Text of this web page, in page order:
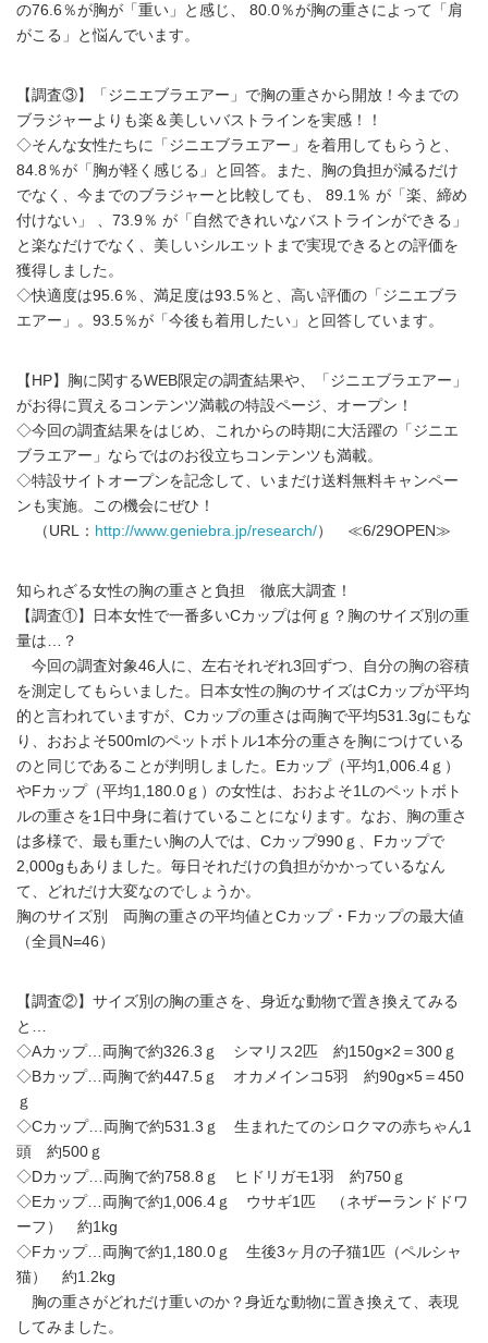
の76.6％が胸が「重い」と感じ、 80.0％が胸の重さによって「肩
がこる」と悩んでいます。
【調査③】「ジニエブラエアー」で胸の重さから開放！今までの
ブラジャーよりも楽＆美しいバストラインを実感！！
◇そんな女性たちに「ジニエブラエアー」を着用してもらうと、
84.8％が「胸が軽く感じる」と回答。また、胸の負担が減るだけ
でなく、今までのブラジャーと比較しても、 89.1％ が「楽、締め
付けない」 、73.9％ が「自然できれいなバストラインができる」
と楽なだけでなく、美しいシルエットまで実現できるとの評価を
獲得しました。
◇快適度は95.6％、満足度は93.5％と、高い評価の「ジニエブラ
エアー」。93.5％が「今後も着用したい」と回答しています。
【HP】胸に関するWEB限定の調査結果や、「ジニエブラエアー」
がお得に買えるコンテンツ満載の特設ページ、オープン！
◇今回の調査結果をはじめ、これからの時期に大活躍の「ジニエ
ブラエアー」ならではのお役立ちコンテンツも満載。
◇特設サイトオープンを記念して、いまだけ送料無料キャンペー
ンも実施。この機会にぜひ！
（URL： http://www.geniebra.jp/research/） ≪6/29OPEN≫
知られざる女性の胸の重さと負担 徹底大調査！
【調査①】日本女性で一番多いCカップは何ｇ？胸のサイズ別の重
量は…？
今回の調査対象46人に、左右それぞれ3回ずつ、自分の胸の容積
を測定してもらいました。日本女性の胸のサイズはCカップが平均
的と言われていますが、Cカップの重さは両胸で平均531.3gにもな
り、おおよそ500mlのペットボトル1本分の重さを胸につけている
のと同じであることが判明しました。Eカップ（平均1,006.4ｇ）
やFカップ（平均1,180.0ｇ）の女性は、おおよそ1Lのペットボト
ルの重さを1日中身に着けていることになります。なお、胸の重さ
は多様で、最も重たい胸の人では、Cカップ990ｇ、Fカップで
2,000gもありました。毎日それだけの負担がかかっているなん
て、どれだけ大変なのでしょうか。
胸のサイズ別 両胸の重さの平均値とCカップ・Fカップの最大値
（全員N=46）
【調査②】サイズ別の胸の重さを、身近な動物で置き換えてみる
と…
◇Aカップ…両胸で約326.3ｇ シマリス2匹 約150g×2＝300ｇ
◇Bカップ…両胸で約447.5ｇ オカメインコ5羽 約90g×5＝450
ｇ
◇Cカップ…両胸で約531.3ｇ 生まれたてのシロクマの赤ちゃん1
頭 約500ｇ
◇Dカップ…両胸で約758.8ｇ ヒドリガモ1羽 約750ｇ
◇Eカップ…両胸で約1,006.4ｇ ウサギ1匹 （ネザーランドドワ
ーフ） 約1kg
◇Fカップ…両胸で約1,180.0ｇ 生後3ヶ月の子猫1匹（ペルシャ
猫） 約1.2kg
胸の重さがどれだけ重いのか？身近な動物に置き換えて、表現
してみました。